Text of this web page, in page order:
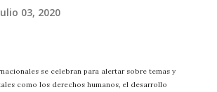
03, 2020
se celebran para alertar sobre temas y
como los derechos humanos, el desarrollo